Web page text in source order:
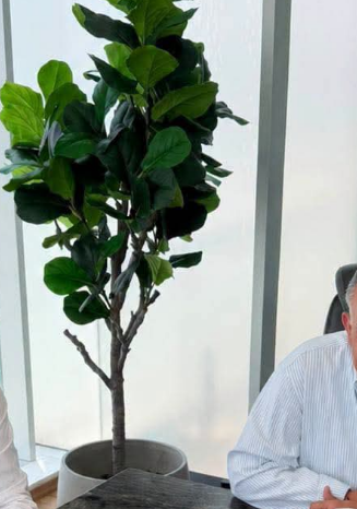
Ciudad Valles
Nueva directora del
INMUVI da inicio a
labores con atención a